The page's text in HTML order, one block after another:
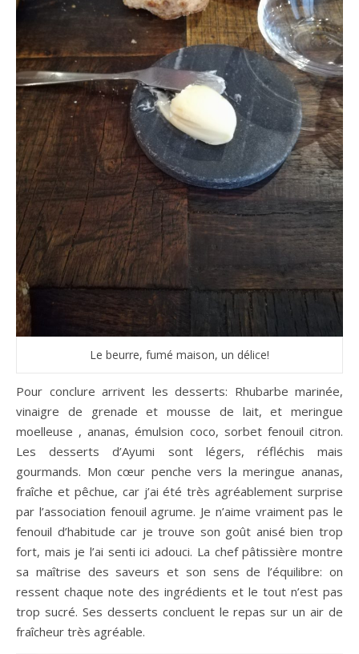
Le beurre, fumé maison, un délice!
Pour conclure arrivent les desserts: Rhubarbe marinée,
vinaigre de grenade et mousse de lait, et meringue
moelleuse , ananas, émulsion coco, sorbet fenouil citron.
Les desserts d’Ayumi sont légers, réfléchis mais
gourmands. Mon cœur penche vers la meringue ananas,
fraîche et pêchue, car j’ai été très agréablement surprise
par l’association fenouil agrume. Je n’aime vraiment pas le
fenouil d’habitude car je trouve son goût anisé bien trop
fort, mais je l’ai senti ici adouci. La chef pâtissière montre
sa maîtrise des saveurs et son sens de l’équilibre: on
ressent chaque note des ingrédients et le tout n’est pas
trop sucré. Ses desserts concluent le repas sur un air de
fraîcheur très agréable.